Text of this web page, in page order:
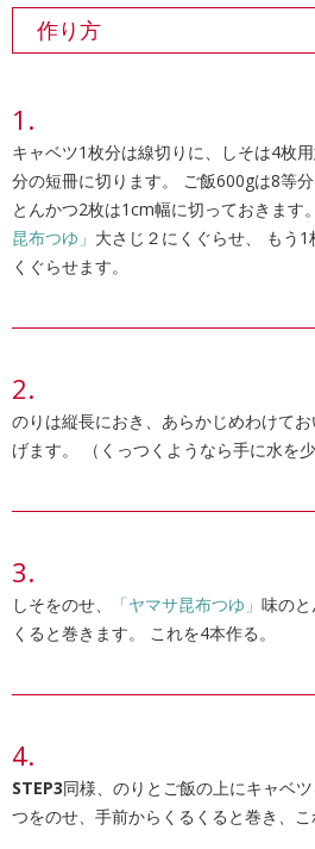
作り方
キャベツ1枚分は線切りに、しそは4枚
分の短冊に切ります。 ご飯600gは8等
とんかつ2枚は1cm幅に切っておきます
昆布つゆ」 大さじ２にくぐらせ、 もう
くぐらせます。
のりは縦長におき、あらかじめわけて
げます。 （くっつくようなら手に水を少
しそをのせ、 「ヤマサ昆布つゆ」 味の
くると巻きます。 これを4本作る。
STEP3同様、のりとご飯の上にキャベ
つをのせ、手前からくるくると巻き、こ